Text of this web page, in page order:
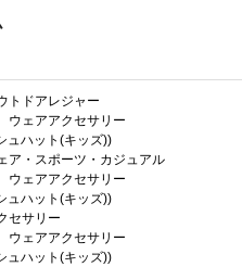
トドアレジャー
ウェアアクセサリー
ュハット(キッズ))
ア・スポーツ・カジュアル
ウェアアクセサリー
ュハット(キッズ))
セサリー
ウェアアクセサリー
ュハット(キッズ))